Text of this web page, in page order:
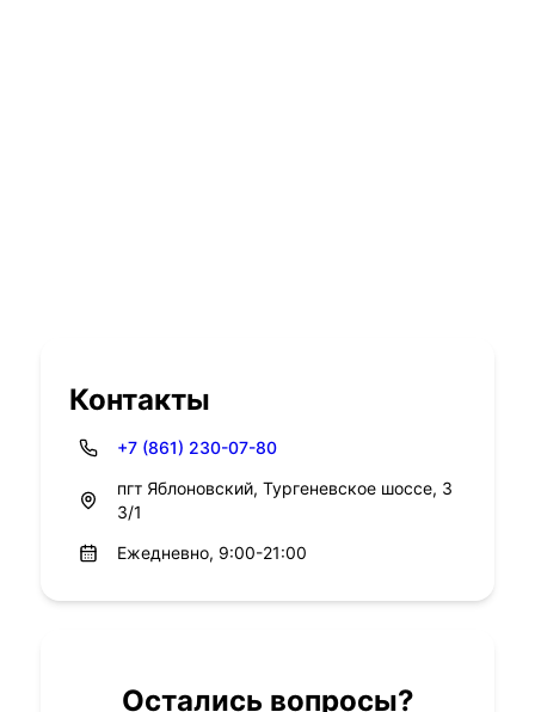
Контакты
+7 (861) 230-07-80
пгт Яблоновский, Тургеневское шоссе, 3
3/1
Ежедневно, 9:00-21:00
Остались вопросы?